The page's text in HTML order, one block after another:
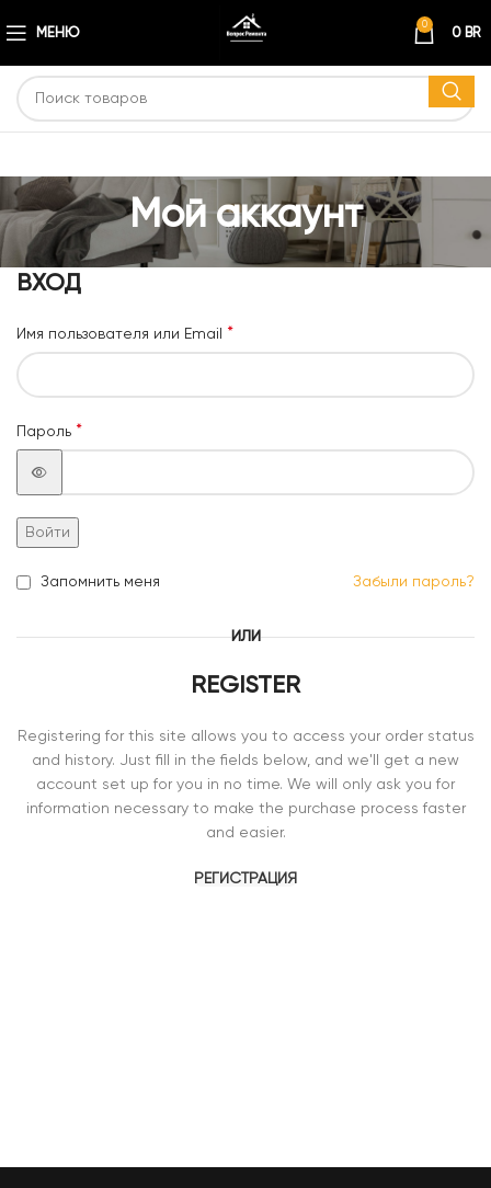
МЕНЮ
0
0 BR
Мой аккаунт
ВХОД
Имя пользователя или Email *
Пароль *
Войти
Забыли пароль?
Запомнить меня
ИЛИ
REGISTER
Registering for this site allows you to access your order status
and history. Just fill in the fields below, and we'll get a new
account set up for you in no time. We will only ask you for
information necessary to make the purchase process faster
and easier.
РЕГИСТРАЦИЯ